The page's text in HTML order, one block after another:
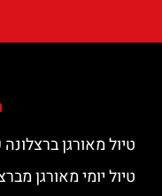
טיול מאורגן
טיול יומי מאורגן